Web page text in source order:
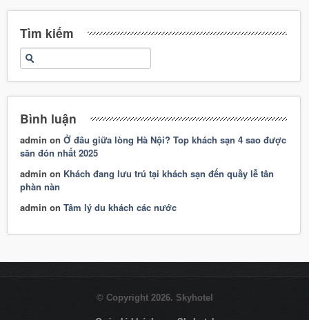
Tìm kiếm
Bình luận
admin onỞ đâu giữa lòng Hà Nội? Top khách sạn 4 sao được
săn đón nhất 2025
admin on Khách đang lưu trú tại khách sạn đến quầy lễ tân
phàn nàn
admin onTâm lý du khách các nước
© Copyright 2026. Skyhotel